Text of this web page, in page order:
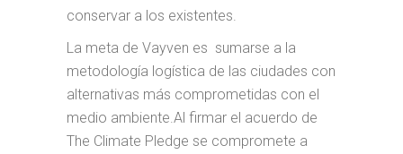
conservar a los existentes.
La meta de Vayven es sumarse a la
metodología logística de las ciudades con
alternativas más comprometidas con el
medio ambiente.Al firmar el acuerdo de
The Climate Pledge se compromete a